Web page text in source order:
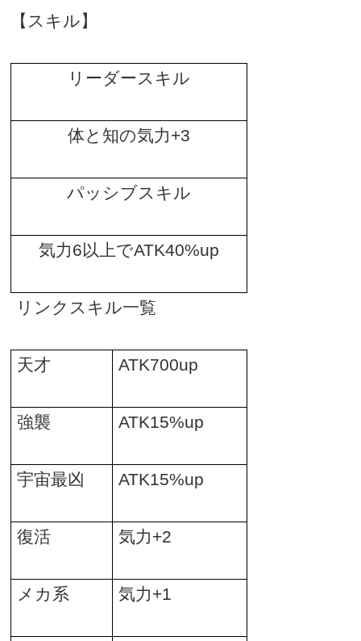
【スキル】
リーダースキル
体と知の気力+3
パッシブスキル
気力6以上でATK40%up
リンクスキル一覧
天才 ATK700up
強襲 ATK15%up
宇宙最凶 ATK15%up
復活 気力+2
メカ系 気力+1